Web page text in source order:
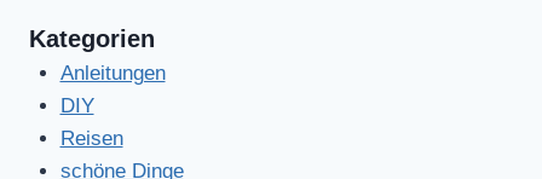
Kategorien
Anleitungen
DIY
Reisen
schöne Dinge